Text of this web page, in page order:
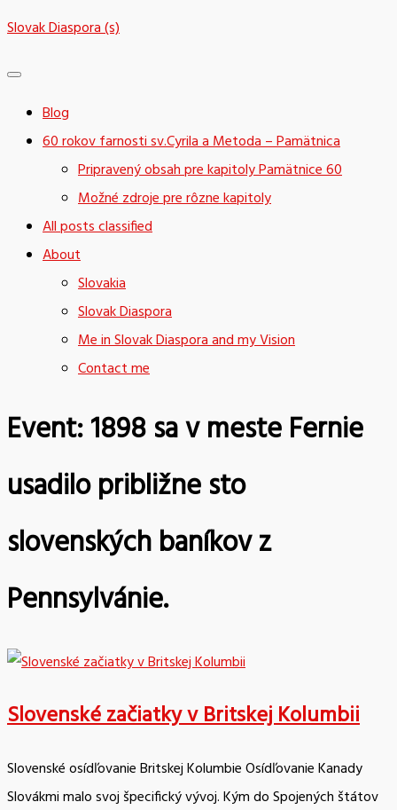
Skip
content
Slovak Diaspora (s)
Blog
60 rokov farnosti sv.Cyrila a Metoda – Pamätnica
Pripravený obsah pre kapitoly Pamätnice 60
Možné zdroje pre rôzne kapitoly
All posts classified
About
Slovakia
Slovak Diaspora
Me in Slovak Diaspora and my Vision
Contact me
Event:1898 sa v meste Fernie
usadilo približne sto
slovenských baníkov z
Pennsylvánie.
Slovenské začiatky v Britskej Kolumbii
Slovenské osídľovanie Britskej Kolumbie Osídľovanie Kanady
Slovákmi malo svoj špecifický vývoj. Kým do Spojených štátov